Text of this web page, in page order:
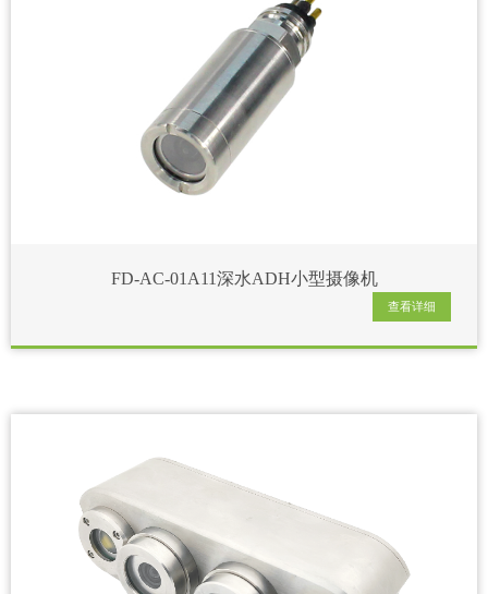
FD-AC-01A11深水ADH小型摄像机
查看详细